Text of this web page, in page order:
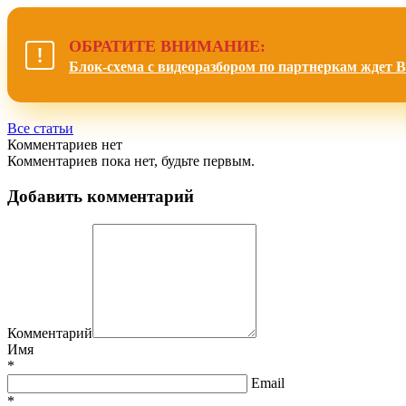
ОБРАТИТЕ ВНИМАНИЕ:
Блок-схема с видеоразбором по партнеркам ждет
Все статьи
Комментариев нет
Комментариев пока нет, будьте первым.
Добавить комментарий
Комментарий
Имя
*
Email
*